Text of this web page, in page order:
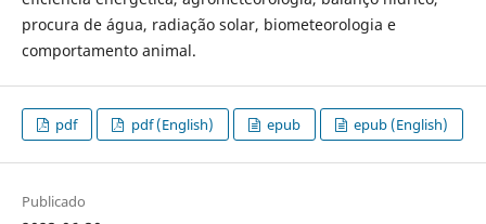
procura de água, radiação solar, biometeorologia e
comportamento animal.
pdf pdf (English) epub epub (English)
Publicado